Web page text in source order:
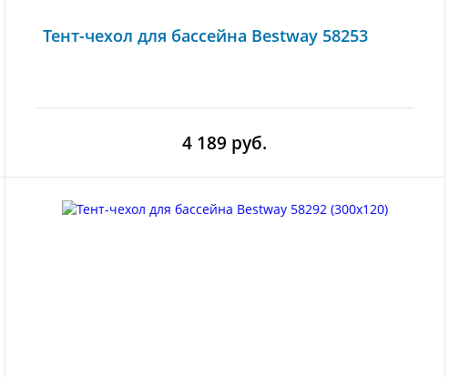
Тент-чехол для бассейна Bestway 58253
4 189 руб.